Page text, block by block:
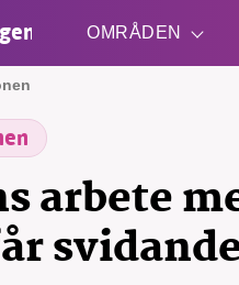
OMRÅDEN
Shift + S
arbete